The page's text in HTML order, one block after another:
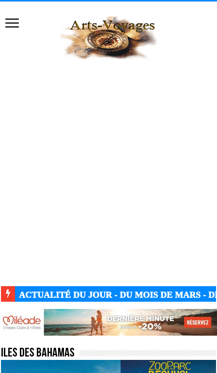
ACTUALITÉ DU JOUR - DU MOIS DE MARS -
Iles des bahamas